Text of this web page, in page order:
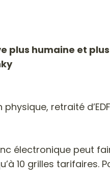
plus humaine et
retraité
électronique peut
10 grilles tarifaires.